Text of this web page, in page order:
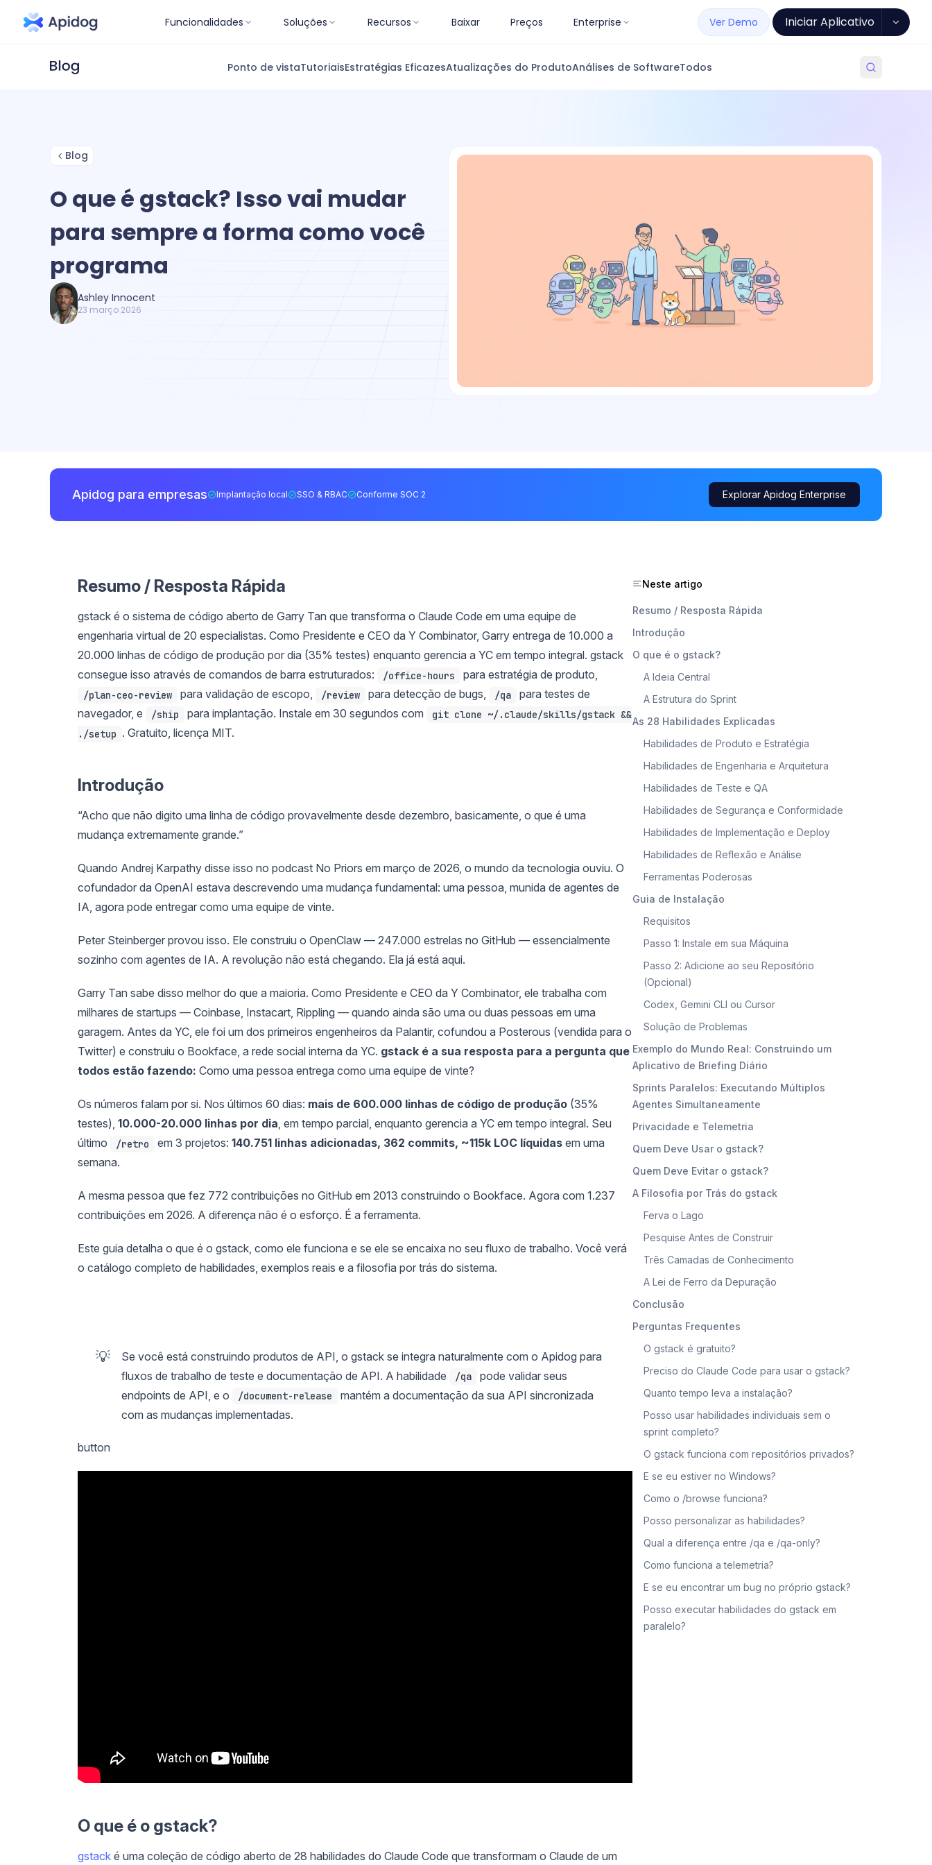
Funcionalidades Soluções Recursos Baixar Preços Enterprise Ver Demo Iniciar Aplicativo
Ponto de vistaTutoriaisEstratégias EficazesAtualizações do ProdutoAnálises de SoftwareTodos
Blog
O que é gstack? Isso vai mudar
para sempre a forma como você
programa
Ashley Innocent
23 março 2026
Apidog para empresas Implantação local SSO & RBAC Conforme SOC 2 Explorar Apidog Enterprise
Resumo / Resposta Rápida
gstack é o sistema de código aberto de Garry Tan que transforma o Claude Code em uma equipe de
engenharia virtual de 20 especialistas. Como Presidente e CEO da Y Combinator, Garry entrega de 10.000 a
20.000 linhas de código de produção por dia (35% testes) enquanto gerencia a YC em tempo integral. gstack
consegue isso através de comandos de barra estruturados:
/office-hours para estratégia de produto,
/plan-ceo-review para validação de escopo, /review para detecção de bugs, /qa
para testes de
navegador, e
/ship para implantação. Instale em 30 segundos com
git clone ~/.claude/skills/gstack &&
./setup . Gratuito, licença MIT.
Introdução
“Acho que não digito uma linha de código provavelmente desde dezembro, basicamente, o que é uma
mudança extremamente grande.”
Quando Andrej Karpathy disse isso no podcast No Priors em março de 2026, o mundo da tecnologia ouviu. O
cofundador da OpenAI estava descrevendo uma mudança fundamental: uma pessoa, munida de agentes de
IA, agora pode entregar como uma equipe de vinte.
Peter Steinberger provou isso. Ele construiu o OpenClaw — 247.000 estrelas no GitHub — essencialmente
sozinho com agentes de IA. A revolução não está chegando. Ela já está aqui.
Garry Tan sabe disso melhor do que a maioria. Como Presidente e CEO da Y Combinator, ele trabalha com
milhares de startups — Coinbase, Instacart, Rippling — quando ainda são uma ou duas pessoas em uma
garagem. Antes da YC, ele foi um dos primeiros engenheiros da Palantir, cofundou a Posterous (vendida para o
Twitter) e construiu o Bookface, a rede social interna da YC. gstack é a sua resposta para a pergunta que
todos estão fazendo: Como uma pessoa entrega como uma equipe de vinte?
Os números falam por si. Nos últimos 60 dias: mais de 600.000 linhas de código de produção (35%
testes), 10.000-20.000 linhas por dia , em tempo parcial, enquanto gerencia a YC em tempo integral. Seu
último
/retro em 3 projetos: 140.751 linhas adicionadas, 362 commits, ~115k LOC líquidas em uma
semana.
A mesma pessoa que fez 772 contribuições no GitHub em 2013 construindo o Bookface. Agora com 1.237
contribuições em 2026. A diferença não é o esforço. É a ferramenta.
Este guia detalha o que é o gstack, como ele funciona e se ele se encaixa no seu fluxo de trabalho. Você verá
o catálogo completo de habilidades, exemplos reais e a filosofia por trás do sistema.
💡
Se você está construindo produtos de API, o gstack se integra naturalmente com o Apidog para
fluxos de trabalho de teste e documentação de API. A habilidade
/qa
pode validar seus
endpoints de API, e o
/document-release
mantém a documentação da sua API sincronizada
com as mudanças implementadas.
button
O que é o gstack?
gstack é uma coleção de código aberto de 28 habilidades do Claude Code que transformam o Claude de um
Neste artigo
Resumo / Resposta Rápida
Introdução
O que é o gstack?
A Ideia Central
A Estrutura do Sprint
As 28 Habilidades Explicadas
Habilidades de Produto e Estratégia
Habilidades de Engenharia e Arquitetura
Habilidades de Teste e QA
Habilidades de Segurança e Conformidade
Habilidades de Implementação e Deploy
Habilidades de Reflexão e Análise
Ferramentas Poderosas
Guia de Instalação
Requisitos
Passo 1: Instale em sua Máquina
Passo 2: Adicione ao seu Repositório
(Opcional)
Codex, Gemini CLI ou Cursor
Solução de Problemas
Exemplo do Mundo Real: Construindo um
Aplicativo de Briefing Diário
Sprints Paralelos: Executando Múltiplos
Agentes Simultaneamente
Privacidade e Telemetria
Quem Deve Usar o gstack?
Quem Deve Evitar o gstack?
A Filosofia por Trás do gstack
Ferva o Lago
Pesquise Antes de Construir
Três Camadas de Conhecimento
A Lei de Ferro da Depuração
Conclusão
Perguntas Frequentes
O gstack é gratuito?
Preciso do Claude Code para usar o gstack?
Quanto tempo leva a instalação?
Posso usar habilidades individuais sem o
sprint completo?
O gstack funciona com repositórios privados?
E se eu estiver no Windows?
Como o /browse funciona?
Posso personalizar as habilidades?
Qual a diferença entre /qa e /qa-only?
Como funciona a telemetria?
E se eu encontrar um bug no próprio gstack?
Posso executar habilidades do gstack em
paralelo?